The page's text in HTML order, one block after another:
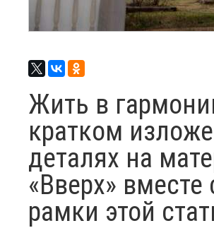
Жить в
кратком
деталях на
«Вверх»
рамки этой